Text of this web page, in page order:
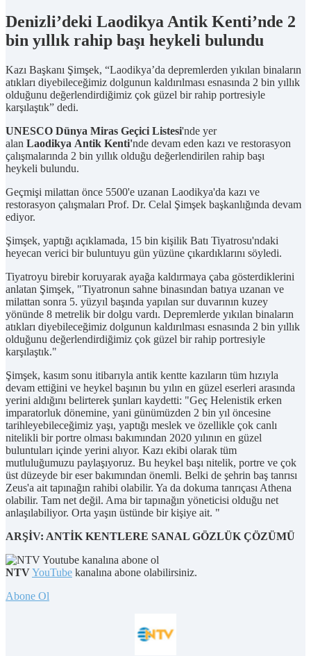
Denizli’deki Laodikya Antik Kenti’nde 2
bin yıllık rahip başı heykeli bulundu
Kazı Başkanı Şimşek, “Laodikya’da depremlerden yıkılan binaların
atıkları diyebileceğimiz dolgunun kaldırılması esnasında 2 bin yıllık
olduğunu değerlendirdiğimiz çok güzel bir rahip portresiyle
karşılaştık” dedi.
UNESCO Dünya Miras Geçici Listesi'nde yer
alan Laodikya Antik Kenti'nde devam eden kazı ve restorasyon
çalışmalarında 2 bin yıllık olduğu değerlendirilen rahip başı
heykeli bulundu.
Geçmişi milattan önce 5500'e uzanan Laodikya'da kazı ve
restorasyon çalışmaları Prof. Dr. Celal Şimşek başkanlığında devam
ediyor.
Şimşek, yaptığı açıklamada, 15 bin kişilik Batı Tiyatrosu'ndaki
heyecan verici bir buluntuyu gün yüzüne çıkardıklarını söyledi.
Tiyatroyu birebir koruyarak ayağa kaldırmaya çaba gösterdiklerini
anlatan Şimşek, "Tiyatronun sahne binasından batıya uzanan ve
milattan sonra 5. yüzyıl başında yapılan sur duvarının kuzey
yönünde 8 metrelik bir dolgu vardı. Depremlerde yıkılan binaların
atıkları diyebileceğimiz dolgunun kaldırılması esnasında 2 bin yıllık
olduğunu değerlendirdiğimiz çok güzel bir rahip portresiyle
karşılaştık."
Şimşek, kasım sonu itibarıyla antik kentte kazıların tüm hızıyla
devam ettiğini ve heykel başının bu yılın en güzel eserleri arasında
yerini aldığını belirterek şunları kaydetti: "Geç Helenistik erken
imparatorluk dönemine, yani günümüzden 2 bin yıl öncesine
tarihleyebileceğimiz yaşı, yaptığı meslek ve özellikle çok canlı
nitelikli bir portre olması bakımından 2020 yılının en güzel
buluntuları içinde yerini alıyor. Kazı ekibi olarak tüm
mutluluğumuzu paylaşıyoruz. Bu heykel başı nitelik, portre ve çok
üst düzeyde bir eser bakımından önemli. Belki de şehrin baş tanrısı
Zeus'a ait tapınağın rahibi olabilir. Ya da dokuma tanrıçası Athena
olabilir. Tam net değil. Ama bir tapınağın yöneticisi olduğu net
anlaşılabiliyor. Orta yaşın üstünde bir kişiye ait. "
ARŞİV: ANTİK KENTLERE SANAL GÖZLÜK ÇÖZÜMÜ
NTVYouTube kanalına abone olabilirsiniz.
Abone Ol